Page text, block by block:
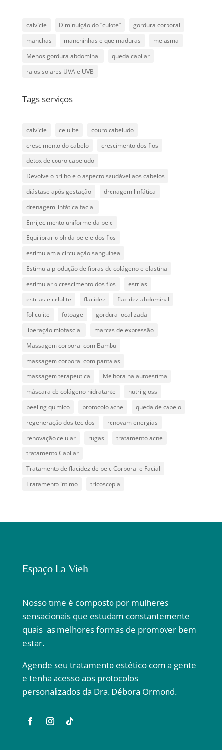
calvície Diminuição do “culote”
gordura corporal
manchas
manchinhas e queimaduras
melasma
Menos gordura abdominal
queda capilar
raios solares UVA e UVB
Tags serviços
calvície celulite
couro cabeludo
crescimento do cabelo
crescimento dos fios
detox de couro cabeludo
Devolve o brilho e o aspecto saudável aos cabelos
diástase após gestação
drenagem linfática
drenagem linfática facial
Enrijecimento uniforme da pele
Equilibrar o ph da pele e dos fios
estimulam a circulação sanguínea
Estimula produção de fibras de colágeno e elastina
estimular o crescimento dos fios
estrias
estrias e celulite
flacidez
flacidez abdominal
foliculite
fotoage
gordura localizada
liberação miofascial
marcas de expressão
Massagem corporal com Bambu
massagem corporal com pantalas
massagem terapeutica
Melhora na autoestima
máscara de colágeno hidratante
nutri gloss
peeling químico
protocolo acne
queda de cabelo
regeneração dos tecidos
renovam energias
renovação celular
rugas
tratamento acne
tratamento Capilar
Tratamento de flacidez de pele Corporal e Facial
Tratamento íntimo
tricoscopia
Espaço La Vieh
Nosso time é composto por mulheres
sensacionais que estudam constantemente
quais as melhores formas de promover bem
estar.
Agende seu tratamento estético com a gente
e tenha acesso aos protocolos
personalizados da Dra. Débora Ormond.